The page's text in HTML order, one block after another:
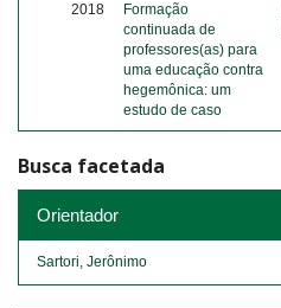
2018
Formação
continuada de
professores(as) para
uma educação contra
hegemônica: um
estudo de caso
Busca facetada
Orientador
Sartori, Jerônimo